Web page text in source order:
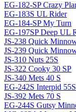
EG-182-SP Crazy
EG-183S UL Rider
EG-184-SP My Turn
EG-197SP Deep UL
JS-238 Quick
JS-239 Quick
JS-310 Nuts 25S
JS-322 Cooky 30 SP
JS-340 Mets 40 S
EG-242S Interpid
JS-392 Mets 70 S
EG-244S Gutsy